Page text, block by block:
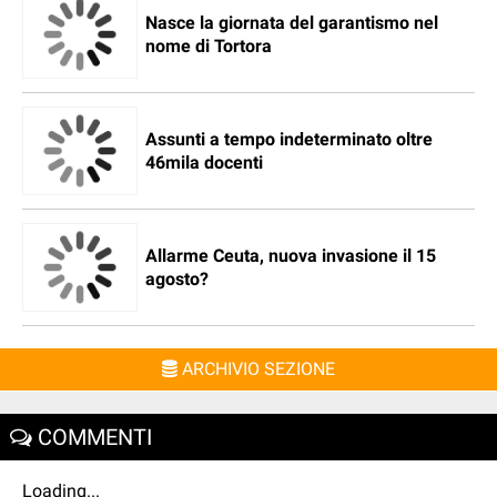
Nasce la giornata del garantismo nel
nome di Tortora
Assunti a tempo indeterminato oltre
46mila docenti
Allarme Ceuta, nuova invasione il 15
agosto?
ARCHIVIO SEZIONE
COMMENTI
Loading...